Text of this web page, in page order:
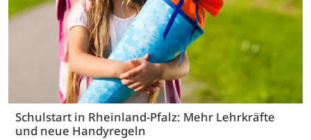
Schulstart in Rheinland-Pfalz: Mehr Lehrkräfte
und neue Handyregeln